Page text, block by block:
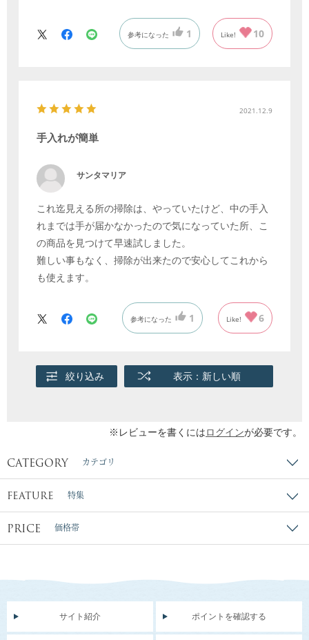
参考になった 1 Like! 10
2021.12.9
手入れが簡単
サンタマリア
これ迄見える所の掃除は、やっていたけど、中の手入
れまでは手が届かなかったので気になっていた所、こ
の商品を見つけて早速試しました。
難しい事もなく、掃除が出来たので安心してこれから
も使えます。
参考になった 1 Like! 6
絞り込み 表示：新しい順
※レビューを書くにはログインが必要です。
CATEGORY カテゴリ
FEATURE 特集
PRICE 価格帯
サイト紹介 ポイントを確認する